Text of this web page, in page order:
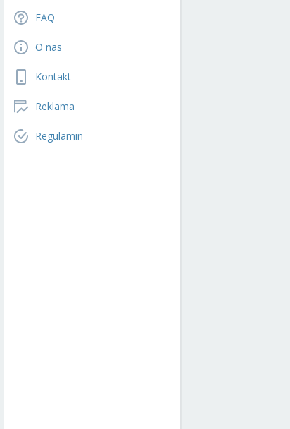
FAQ
O nas
Kontakt
Reklama
Regulamin